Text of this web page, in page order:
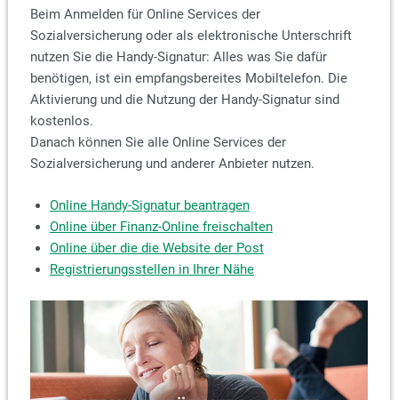
Beim Anmelden für Online Services der
Sozialversicherung oder als elektronische Unterschrift
nutzen Sie die Handy-Signatur: Alles was Sie dafür
benötigen, ist ein empfangsbereites Mobiltelefon. Die
Aktivierung und die Nutzung der Handy-Signatur sind
kostenlos.
Danach können Sie alle Online Services der
Sozialversicherung und anderer Anbieter nutzen.
Online Handy-Signatur beantragen
Online über Finanz-Online freischalten
Online über die die Website der Post
Registrierungsstellen in Ihrer Nähe